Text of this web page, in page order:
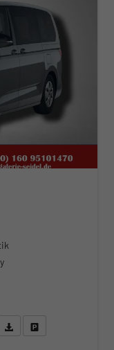
rufen Sie an
Fahrzeugexposé (PDF)
Fahrzeug parken